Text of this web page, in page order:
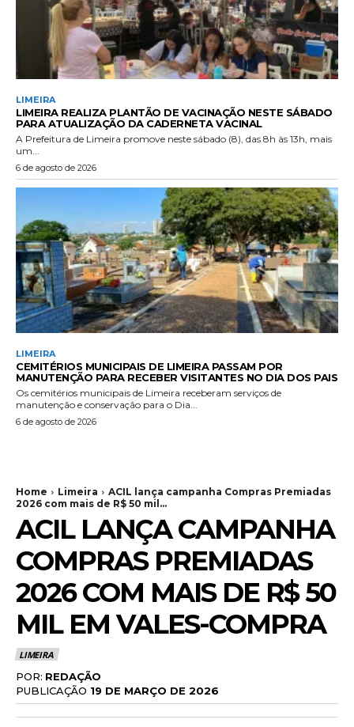
LIMEIRA
LIMEIRA REALIZA PLANTÃO DE VACINAÇÃO NESTE SÁBADO
PARA ATUALIZAÇÃO DA CADERNETA VACINAL
A Prefeitura de Limeira promove neste sábado (8), das 8h às 13h, mais
um...
6 de agosto de 2026
LIMEIRA
CEMITÉRIOS MUNICIPAIS DE LIMEIRA PASSAM POR
MANUTENÇÃO PARA RECEBER VISITANTES NO DIA DOS PAIS
Os cemitérios municipais de Limeira receberam serviços de
manutenção e conservação para o Dia...
6 de agosto de 2026